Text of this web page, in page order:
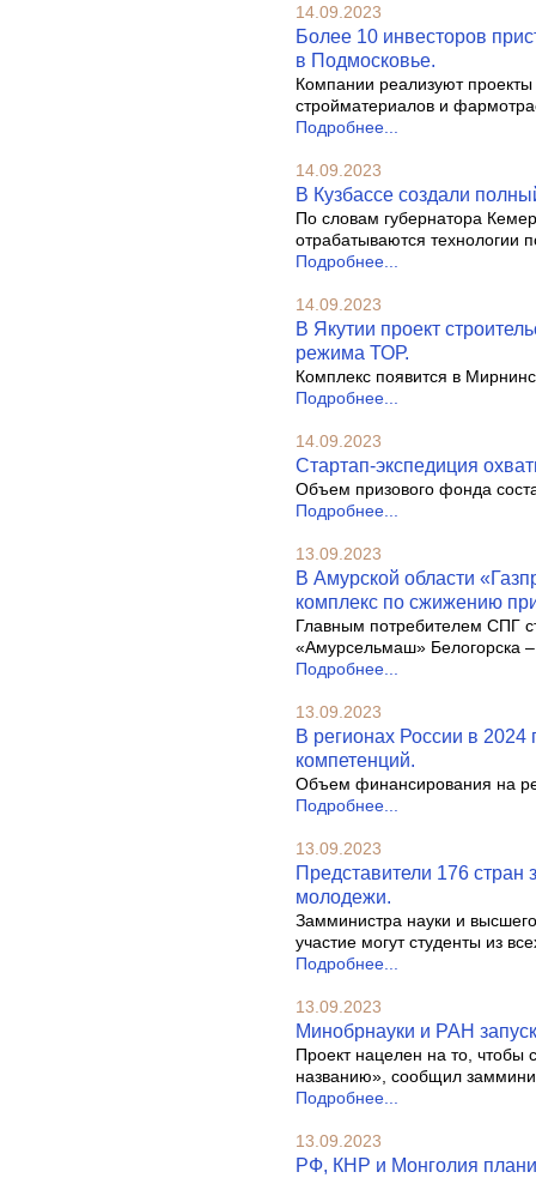
14.09.2023
Более 10 инвесторов
в Подмосковье.
Компании реализуют
стройматериалов и
Подробнее...
14.09.2023
В Кузбассе создали
По словам губернатора
отрабатываются технологии
Подробнее...
14.09.2023
В Якутии проект
режима ТОР.
Комплекс появится в
Подробнее...
14.09.2023
Стартап-экспедиция
Объем призового фонда
Подробнее...
13.09.2023
В Амурской области
комплекс по сжижению
Главным потребителем СПГ
«Амурсельмаш» Белогорска –
Подробнее...
13.09.2023
В регионах России в 2024
компетенций.
Объем финансирования на
Подробнее...
13.09.2023
Представители 176
молодежи.
Замминистра науки и
участие могут студенты из
Подробнее...
13.09.2023
Минобрнауки и РАН
Проект нацелен на то, чтобы
названию», сообщил
Подробнее...
13.09.2023
РФ, КНР и Монголия